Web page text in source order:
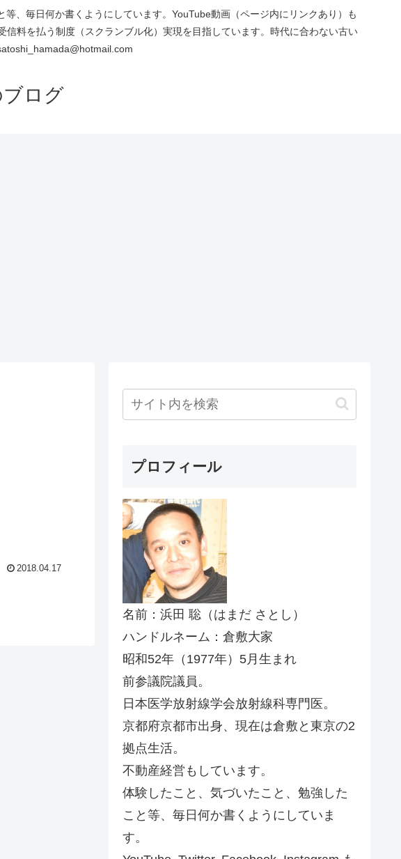
、毎日何か書くようにしています。YouTube動画（ページ内にリンクあり）も
料を払う制度（スクランブル化）実現を目指しています。時代に合わない古い
ログ
2018.04.17
プロフィール
名前：浜田 聡（はまだ さとし）
ハンドルネーム：倉敷大家
昭和52年（1977年）5月生まれ
前参議院議員。
日本医学放射線学会放射線科専門医。
京都府京都市出身、現在は倉敷と東京の2
拠点生活。
不動産経営もしています。
体験したこと、気づいたこと、勉強した
こと等、毎日何か書くようにしていま
す。